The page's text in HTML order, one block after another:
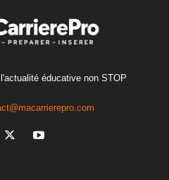
éducative non STOP